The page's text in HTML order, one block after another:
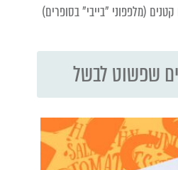
(מלפפוני "בייבי" בסופרים)
שפשוט לבשל